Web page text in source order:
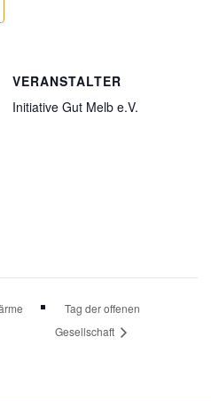
VERANSTALTER
Initiative Gut Melb e.V.
Tag der offenen
Gesellschaft